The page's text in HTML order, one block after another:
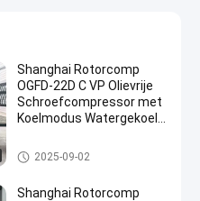
Shanghai Rotorcomp
OGFD-22D C VP Olievrije
Schroefcompressor met
Koelmodus Watergekoeld
Compressor van de olie de Vrij
e Schroef
2025-09-02
Shanghai Rotorcomp